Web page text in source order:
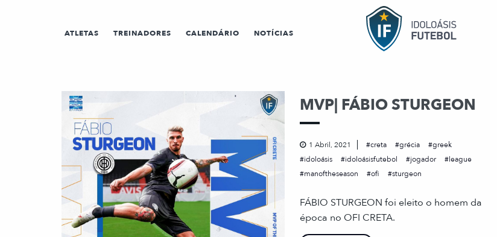
ATLETAS TREINADORES CALENDÁRIO NOTÍCIAS
MVP| FÁBIO STURGEON
1 Abril, 2021 creta grécia
greek
idoloásis
idoloásisfutebol jogador
league
manoftheseason
ofi sturgeon
FÁBIO STURGEON foi eleito o homem da
época no OFI CRETA.